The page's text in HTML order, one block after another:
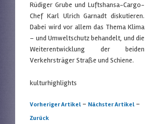
Rüdiger Grube und Luftshansa-Cargo-
Chef Karl Ulrich Garnadt diskutieren.
Dabei wird vor allem das Thema Klima
– und Umweltschutz behandelt, und die
Weiterentwicklung der beiden
Verkehrsträger Straße und Schiene.
kulturhighlights
Artikelnavigation
Vorheriger Artikel - Nächster Artikel -
Zurück